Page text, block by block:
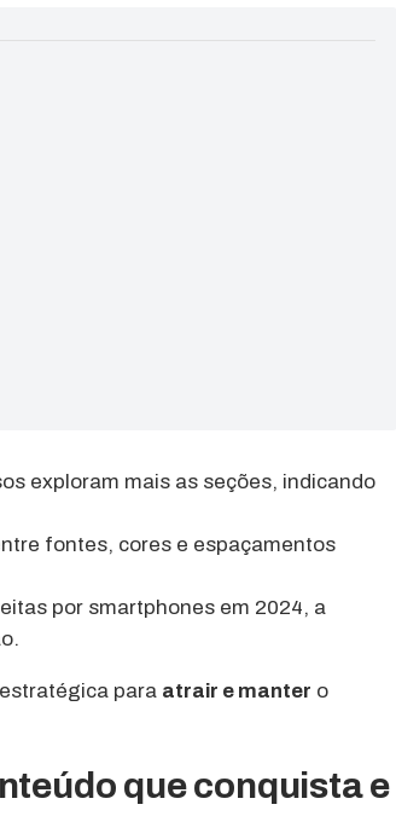
exploram mais as seções, indicando
fontes, cores e espaçamentos
por smartphones em 2024, a
para atrair e manter o
que conquista e